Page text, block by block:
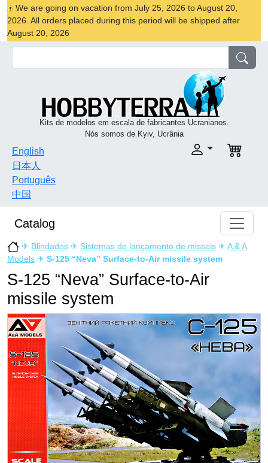
We are going on vacation from July 25, 2026 to August 20,
2026. All orders placed during this period will be shipped after
August 20, 2026
Kits de modelos em escala de fabricantes Ucranianos.
Nós somos de Kyiv, Ucrânia
English
日本人
Português
中国
Catalog
✈ Blindados ✈ Sistemas de lançamento de misseis ✈ A & A
Models ✈ S-125 “Neva” Surface-to-Air missile system
S-125 “Neva” Surface-to-Air
missile system